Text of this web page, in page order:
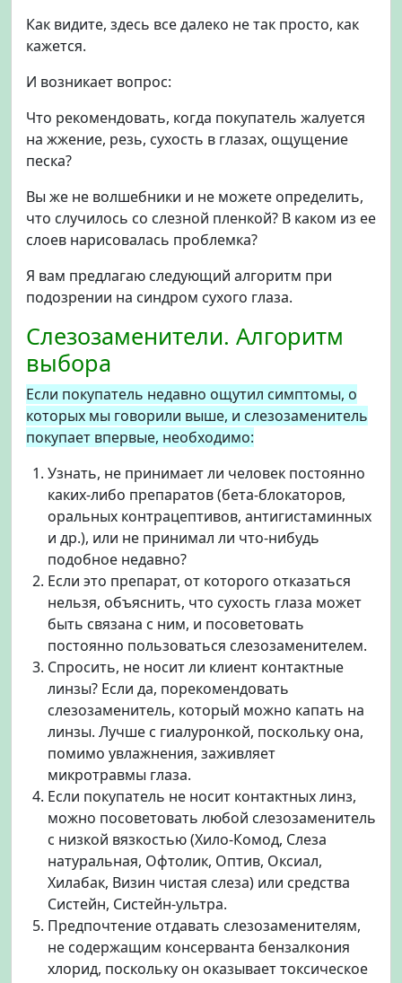
Как видите, здесь все далеко не так просто, как
кажется.
И возникает вопрос:
Что рекомендовать, когда покупатель жалуется
на жжение, резь, сухость в глазах, ощущение
песка?
Вы же не волшебники и не можете определить,
что случилось со слезной пленкой? В каком из ее
слоев нарисовалась проблемка?
Я вам предлагаю следующий алгоритм при
подозрении на синдром сухого глаза.
Слезозаменители. Алгоритм
выбора
Если покупатель недавно ощутил симптомы, о
которых мы говорили выше, и слезозаменитель
покупает впервые, необходимо:
Узнать, не принимает ли человек постоянно
каких-либо препаратов (бета-блокаторов,
оральных контрацептивов, антигистаминных
и др.), или не принимал ли что-нибудь
подобное недавно?
Если это препарат, от которого отказаться
нельзя, объяснить, что сухость глаза может
быть связана с ним, и посоветовать
постоянно пользоваться слезозаменителем.
Спросить, не носит ли клиент контактные
линзы? Если да, порекомендовать
слезозаменитель, который можно капать на
линзы. Лучше с гиалуронкой, поскольку она,
помимо увлажнения, заживляет
микротравмы глаза.
Если покупатель не носит контактных линз,
можно посоветовать любой слезозаменитель
с низкой вязкостью (Хило-Комод, Слеза
натуральная, Офтолик, Оптив, Оксиал,
Хилабак, Визин чистая слеза) или средства
Систейн, Систейн-ультра.
Предпочтение отдавать слезозаменителям,
не содержащим консерванта бензалкония
хлорид, поскольку он оказывает токсическое